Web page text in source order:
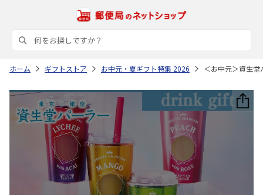
ホーム ギフトストア お中元・夏ギフト特集 2026 ＜お中元＞資生